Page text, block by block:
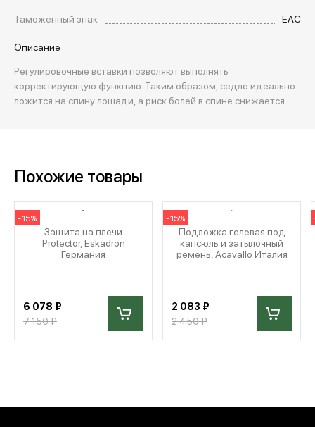
Таможенный знак
EAC
Описание
Регулировочные вставки позволяют выполнять
корректирующую функцию. Таким образом, седло идеально
ложится на спину лошади, а риск болей в спине снижается.
Похожие товары
-15%
Защита на плечи
Protector, Eskadron
Германия
6 078 ₽
7 150 ₽
-15%
Подложка гелевая под
капсюль и затылочный
ремень, Acavallo Италия
2 083 ₽
2 450 ₽